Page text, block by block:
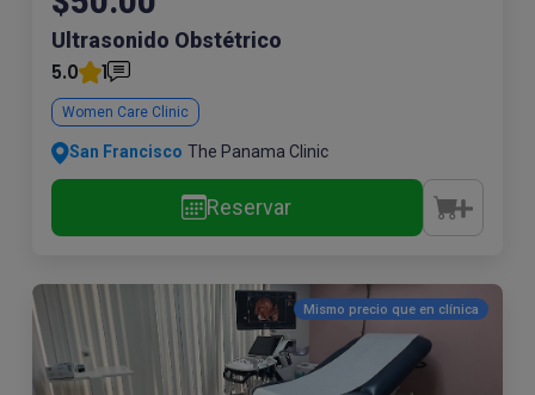
Ultrasonido Obstétrico
5.0
1
Women Care Clinic
San Francisco The Panama Clinic
Reservar
Mismo precio que en clínica